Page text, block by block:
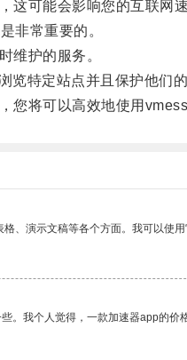
可能会影响您的互联网速
常重要的。
护的服务。
特定站点并且保护他们的
将可以高效地使用vmess
、演示文稿等各个方面。我可以使
。我个人觉得，一款加速器app的价